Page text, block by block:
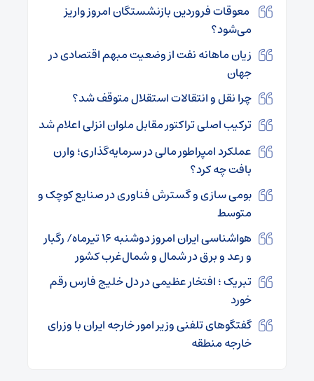
معوقات فروردین بازنشستگان امروز واریز
می‌شود؟
زیان ماهانه نفت از وضعیت مبهم اقتصادی در
جهان
چرا نقل و انتقالات استقلال متوقف شد؟
ترکیب اصلی تراکتور مقابل ملوان انزلی اعلام شد
عملکرد امپراطور مالی در سرمایه‌گذاری؛ وارن
بافت چه کرد؟
بومی سازی و گسترش فناوری در صنایع کوچک و
متوسط
هواشناسی ایران امروز دوشنبه ۱۶ تیرماه/ رگبار
و رعد و برق در شمال و شمال‌غرب کشور
تبریک ؛ افتخار عظیمی در دل خلیج فارس رقم
خورد
گفتگوهای تلفنی وزیر امور خارجه ایران با وزرای
خارجه منطقه